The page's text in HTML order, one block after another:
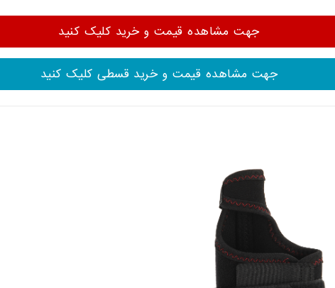
جهت مشاهده قیمت و خرید کلیک کنید
جهت مشاهده قیمت و خرید قسطی کلیک کنید